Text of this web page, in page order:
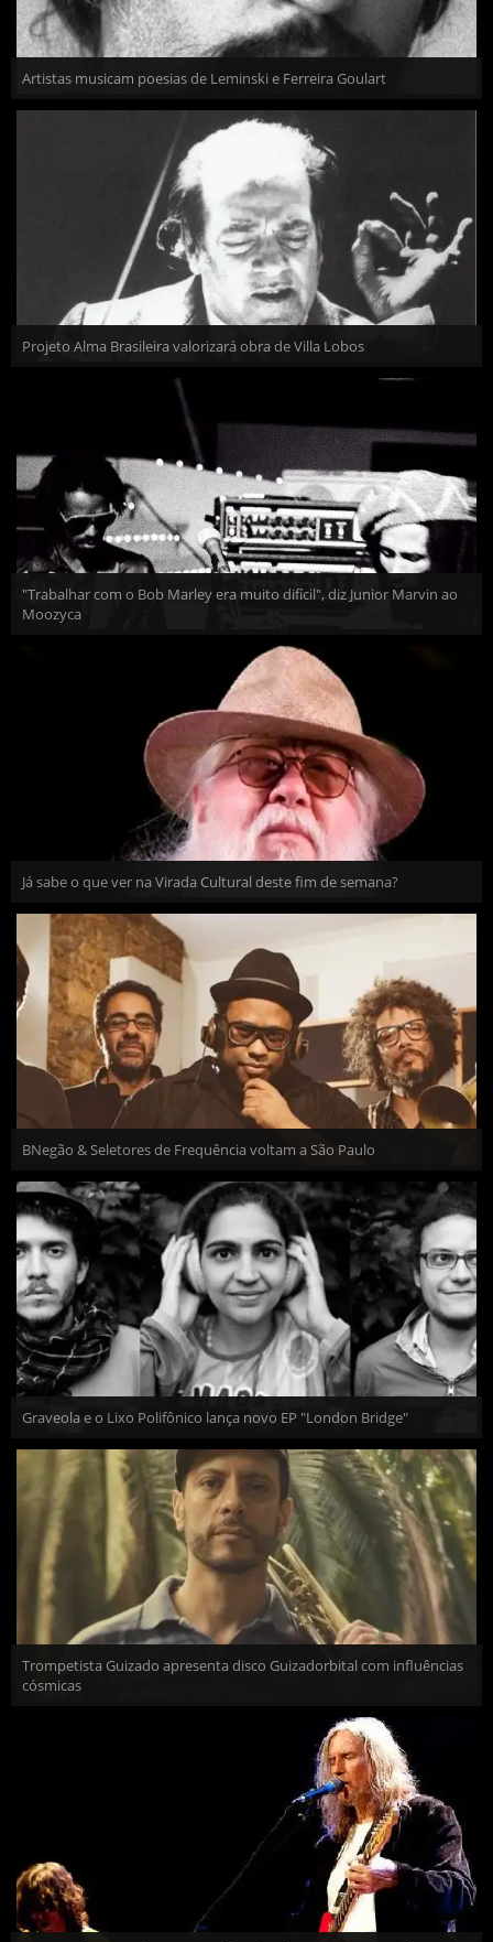
Artistas musicam poesias de Leminski e Ferreira Goulart
Projeto Alma Brasileira valorizará obra de Villa Lobos
"Trabalhar com o Bob Marley era muito difícil", diz Junior Marvin ao
Moozyca
Já sabe o que ver na Virada Cultural deste fim de semana?
BNegão & Seletores de Frequência voltam a São Paulo
Graveola e o Lixo Polifônico lança novo EP "London Bridge"
Trompetista Guizado apresenta disco Guizadorbital com influências
cósmicas